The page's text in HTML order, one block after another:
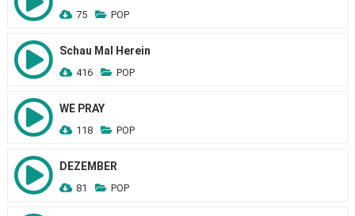
75 POP
Schau Mal Herein
416 POP
WE PRAY
118 POP
DEZEMBER
81 POP